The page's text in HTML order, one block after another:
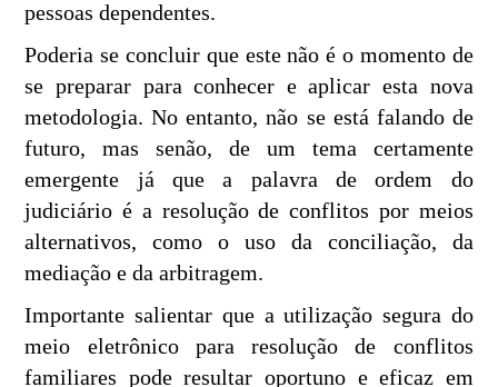
pessoas dependentes.
Poderia se concluir que este não é o momento de
se preparar para conhecer e aplicar esta nova
metodologia. No entanto, não se está falando de
futuro, mas senão, de um tema certamente
emergente já que a palavra de ordem do
judiciário é a resolução de conflitos por meios
alternativos, como o uso da conciliação, da
mediação e da arbitragem.
Importante salientar que a utilização segura do
meio eletrônico para resolução de conflitos
familiares pode resultar oportuno e eficaz em